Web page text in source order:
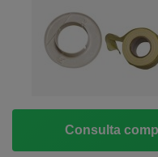
Consulta